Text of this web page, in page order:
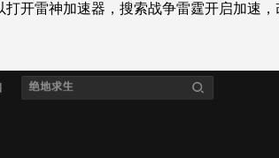
开雷神加速器，搜索战争雷霆开启加速